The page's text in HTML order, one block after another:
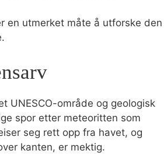
en utmerket måte å utforske den
UNESCO-område og geologisk
spor etter meteoritten som
seg rett opp fra havet, og
kanten, er mektig.